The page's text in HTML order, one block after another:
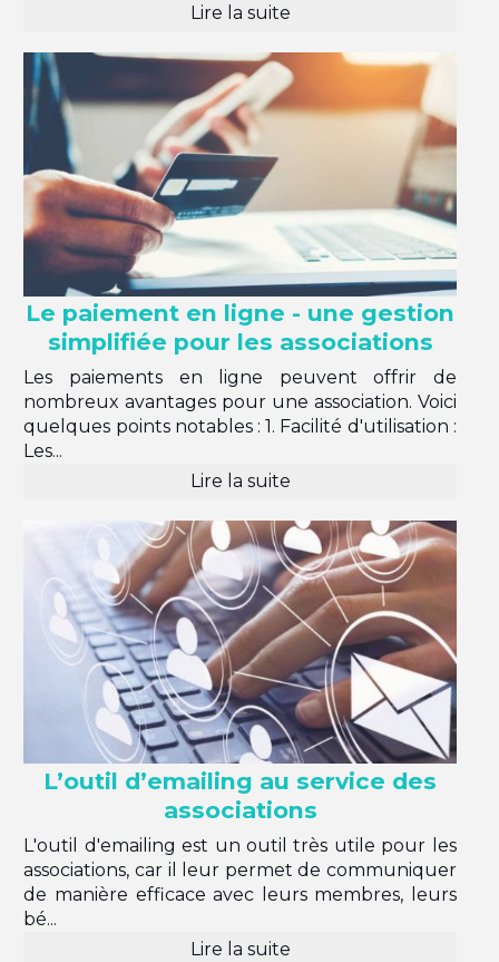
Lire la suite
Le paiement en ligne - une gestion
simplifiée pour les associations
Les paiements en ligne peuvent offrir de
nombreux avantages pour une association. Voici
quelques points notables : 1. Facilité d'utilisation :
Les...
Lire la suite
L’outil d’emailing au service des
associations
L'outil d'emailing est un outil très utile pour les
associations, car il leur permet de communiquer
de manière efficace avec leurs membres, leurs
bé...
Lire la suite